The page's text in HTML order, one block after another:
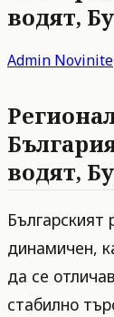
водят,
Admin Novinite·
водят,
Българският
динамичен,
да се
стабилно